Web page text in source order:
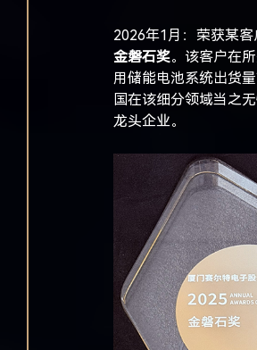
2026年1月：荣获某
金磐石奖。该客户在
用储能电池系统出货
国在该细分领域当之
龙头企业。